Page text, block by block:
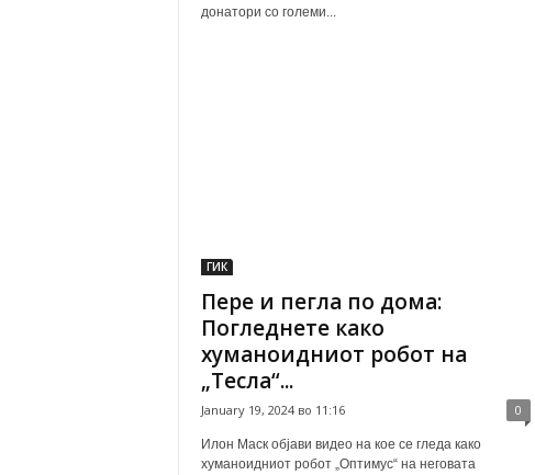
донатори со големи...
ГИК
Пере и пегла по дома:
Погледнете како
хуманоидниот робот на
„Тесла“...
January 19, 2024 во 11:16 0
Илон Маск објави видео на кое се гледа како
хуманоидниот робот „Оптимус“ на неговата